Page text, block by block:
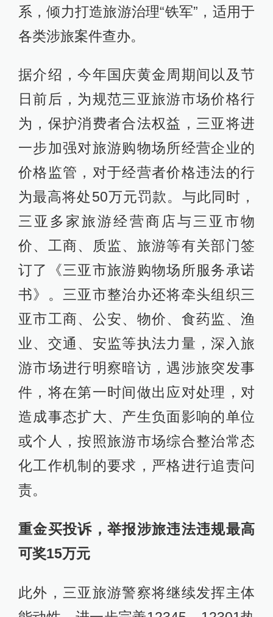
系，倾力打造旅游治理“铁军”，适用于
各类涉旅案件查办。
据介绍，今年国庆黄金周期间以及节
日前后，为规范三亚旅游市场价格行
为，保护消费者合法权益，三亚将进
一步加强对旅游购物场所经营企业的
价格监管，对于经营者价格违法的行
为最高将处50万元罚款。与此同时，
三亚多家旅游经营商店与三亚市物
价、工商、质监、旅游等有关部门签
订了《三亚市旅游购物场所服务承诺
书》。三亚市整治办还将牵头组织三
亚市工商、公安、物价、食药监、渔
业、交通、安监等执法力量，深入旅
游市场进行明察暗访，遇涉旅突发事
件，将在第一时间做出应对处理，对
造成事态扩大、产生负面影响的单位
或个人，按照旅游市场综合整治常态
化工作机制的要求，严格进行追责问
责。
重金买投诉，举报涉旅违法违规最高
可奖15万元
此外，三亚旅游警察将继续发挥主体